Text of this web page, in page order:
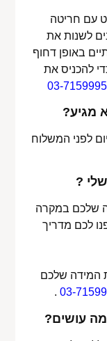
עם חריטה
לשנות את
באופן דחוף
להכניס את
03-7159995
מגיע?
לפני המשלוח
?
שלכם במקרה
לכם מדריך
המידה שלכם
03-
.
עושים?